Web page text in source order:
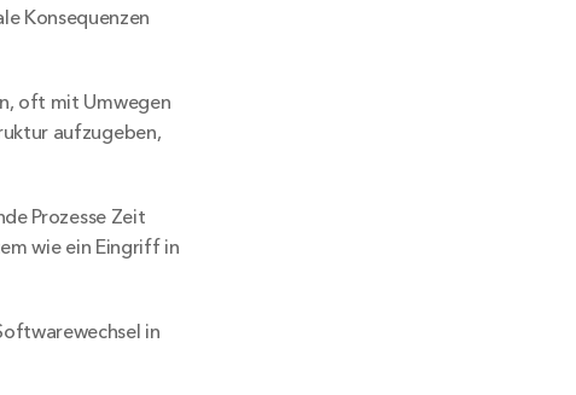
Konsequenzen
oft mit Umwegen
aufzugeben,
Prozesse Zeit
wie ein Eingriff in
in